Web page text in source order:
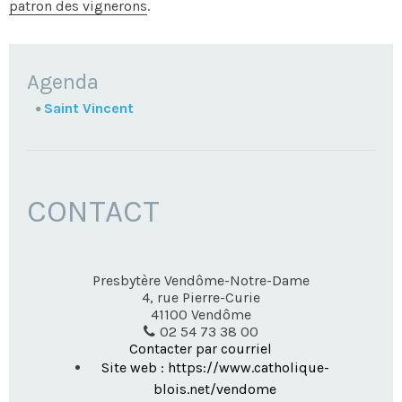
patron des vignerons.
NAVIGATION
Agenda
Saint Vincent
CONTACT
Presbytère Vendôme-Notre-Dame
4, rue Pierre-Curie
41100 Vendôme
02 54 73 38 00
Contacter par courriel
Site web : https://www.catholique-
blois.net/vendome